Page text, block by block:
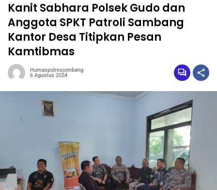
Kanit Sabhara Polsek Gudo dan
Anggota SPKT Patroli Sambang
Kantor Desa Titipkan Pesan
Kamtibmas
Humaspolresjombang
6 Agustus 2024